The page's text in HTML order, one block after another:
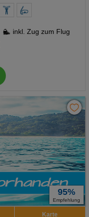
inkl. Zug zum Flug
95%
Empfehlung
Karte